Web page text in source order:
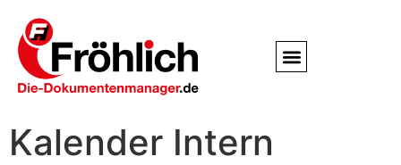
Kalender Intern